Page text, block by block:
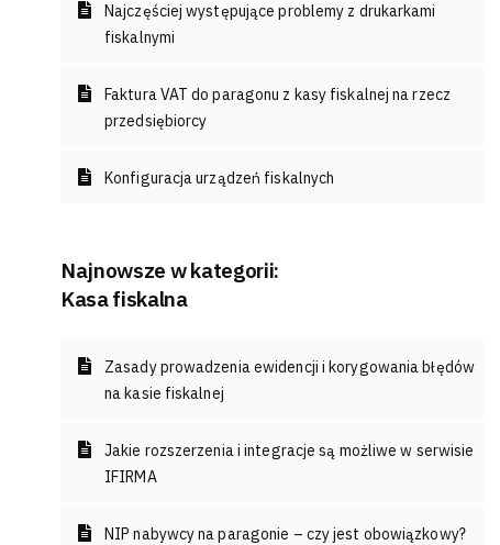
Najczęściej występujące problemy z drukarkami
fiskalnymi
Faktura VAT do paragonu z kasy fiskalnej na rzecz
przedsiębiorcy
Konfiguracja urządzeń fiskalnych
Najnowsze w kategorii:
Kasa fiskalna
Zasady prowadzenia ewidencji i korygowania błędów
na kasie fiskalnej
Jakie rozszerzenia i integracje są możliwe w serwisie
IFIRMA
NIP nabywcy na paragonie – czy jest obowiązkowy?